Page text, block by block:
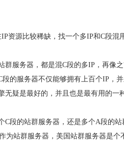
资源比较稀缺，找一个多IP和C段混
群服务器，都是混C段的多IP，再像
段的服务器不仅能够拥有上百个IP，
无疑是最好的，并且也是最有用的一
C段的站群服务器，还是多个A段的
为站群服务器，美国站群服务器是